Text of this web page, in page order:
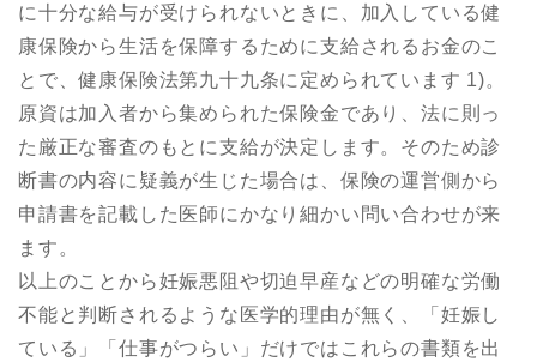
に十分な給与が受けられないときに、加入している健
康保険から生活を保障するために支給されるお金のこ
とで、健康保険法第九十九条に定められています 1)。
原資は加入者から集められた保険金であり、法に則っ
た厳正な審査のもとに支給が決定します。そのため診
断書の内容に疑義が生じた場合は、保険の運営側から
申請書を記載した医師にかなり細かい問い合わせが来
ます。
以上のことから妊娠悪阻や切迫早産などの明確な労働
不能と判断されるような医学的理由が無く、「妊娠し
ている」「仕事がつらい」だけではこれらの書類を出